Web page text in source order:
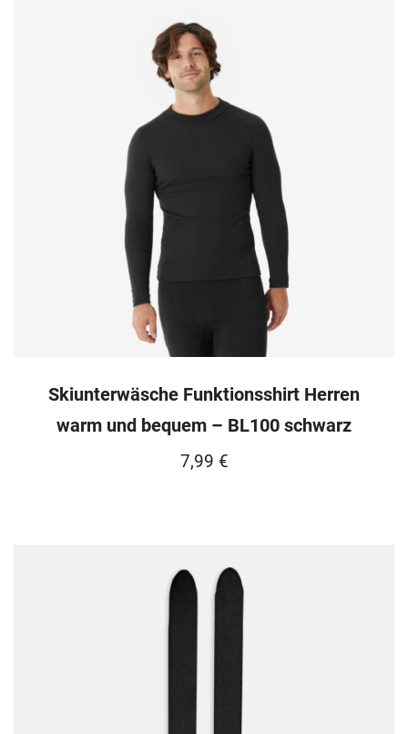
Skiunterwäsche Funktionsshirt Herren
warm und bequem – BL100 schwarz
7,99 €